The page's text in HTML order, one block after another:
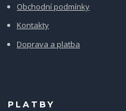
Obchodní podmínky
Kontakty
Doprava a platba
PLATBY